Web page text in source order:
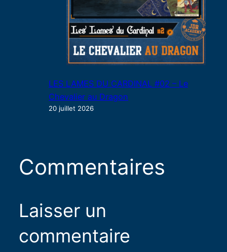
LES LAMES DU CARDINAL #02 – Le
Chevalier au Dragon
20 juillet 2026
Commentaires
Laisser un
commentaire